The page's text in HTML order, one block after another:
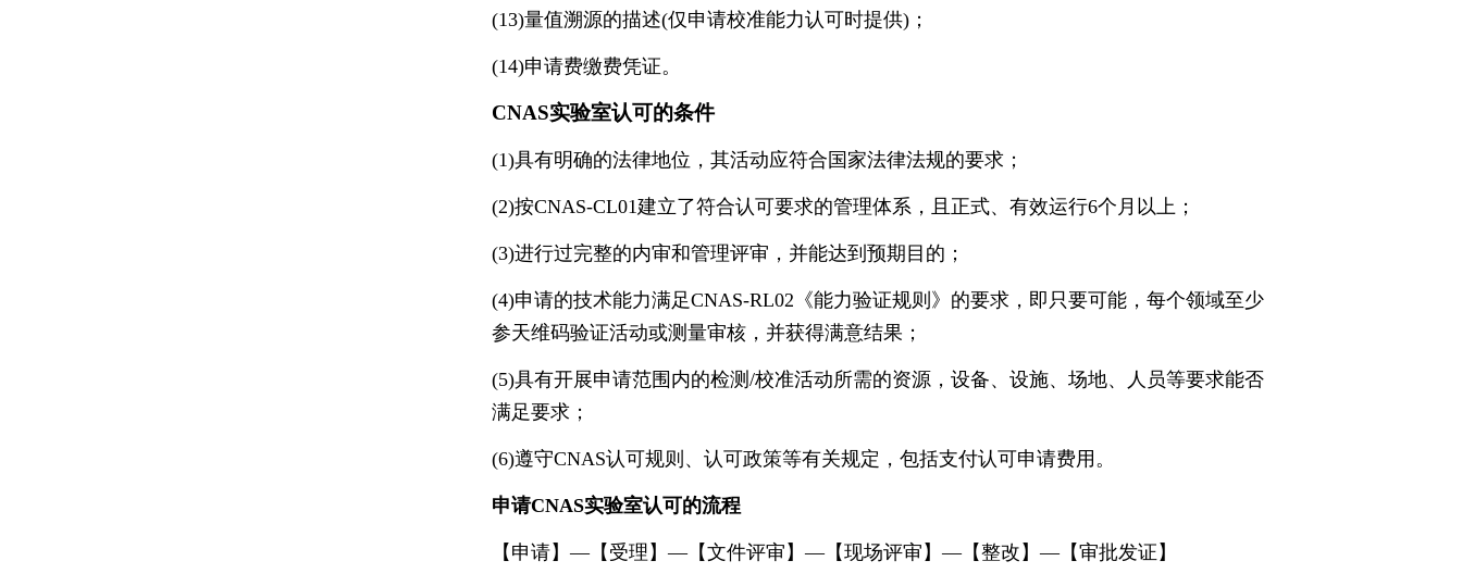
(13)量值溯源的描述(仅申请校准能力认可时提供)；
(14)申请费缴费凭证。
CNAS实验室认可的条件
(1)具有明确的法律地位，其活动应符合国家法律法规的要求；
(2)按CNAS-CL01建立了符合认可要求的管理体系，且正式、有效运行6个月以上；
(3)进行过完整的内审和管理评审，并能达到预期目的；
(4)申请的技术能力满足CNAS-RL02《能力验证规则》的要求，即只要可能，每个领域至少
参天维码验证活动或测量审核，并获得满意结果；
(5)具有开展申请范围内的检测/校准活动所需的资源，设备、设施、场地、人员等要求能否
满足要求；
(6)遵守CNAS认可规则、认可政策等有关规定，包括支付认可申请费用。
申请CNAS实验室认可的流程
【申请】—【受理】—【文件评审】—【现场评审】—【整改】—【审批发证】